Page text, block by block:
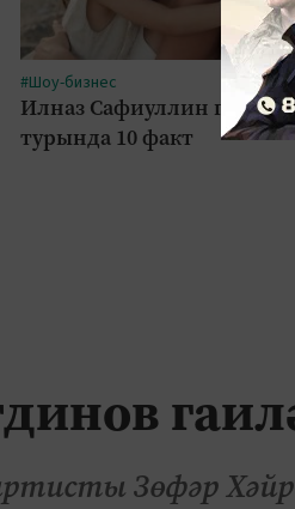
#Шоу-бизнес
Илназ Сафиуллин гаиләсе
турында 10 факт
Зөфәр